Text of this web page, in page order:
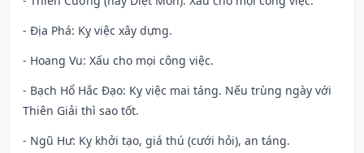
- Địa Phá: Kỵ việc xây dựng.
- Hoang Vu: Xấu cho mọi công việc.
- Bạch Hổ Hắc Đạo: Kỵ việc mai táng. Nếu trùng ngày với
Thiên Giải thì sao tốt.
- Ngũ Hư: Kỵ khởi tạo, giá thú (cưới hỏi), an táng.